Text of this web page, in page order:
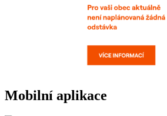
Mobilní aplikace